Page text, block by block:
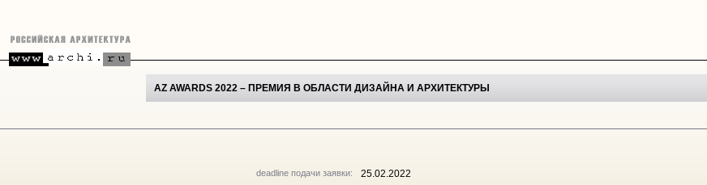
AZ AWARDS 2022 – ПРЕМИЯ В ОБЛАСТИ ДИЗАЙНА И АРХИТЕКТУРЫ
deadline подачи заявки: 25.02.2022